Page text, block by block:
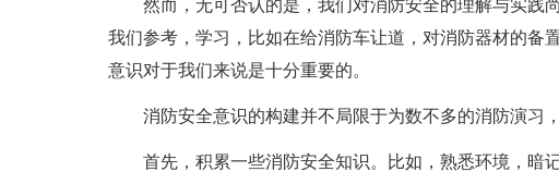
然而，无可否认的是，我们对消防安全的理解与实践
我们参考，学习，比如在给消防车让道，对消防器材的备
意识对于我们来说是十分重要的。
消防安全意识的构建并不局限于为数不多的消防演习
首先，积累一些消防安全知识。比如，熟悉环境，暗